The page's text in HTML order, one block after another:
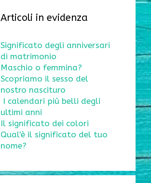
Articoli in evidenza
Significato degli anniversari
di matrimonio
Maschio o femmina?
Scopriamo il sesso del
nostro nascituro
I calendari più belli degli
ultimi anni
Il significato dei colori
Qual'è il significato del tuo
nome?